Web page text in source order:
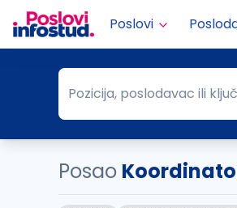
Poslovi
Pozicija, poslodavac ili
Pozicija, poslodavac ili
Posao